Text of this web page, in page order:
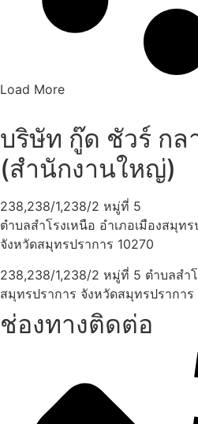
Load More
บริษัท กู๊ด ชัวร์ กล
(สำนักงานใหญ่)
238,238/1,238/2 หมู่ที่ 5
ตำบลสำโรงเหนือ อำเภอเมืองสมุทร
จังหวัดสมุทรปราการ 10270
238,238/1,238/2 หมู่ที่ 5 ตำบลสำโ
สมุทรปราการ จังหวัดสมุทรปราการ
ช่องทางติดต่อ